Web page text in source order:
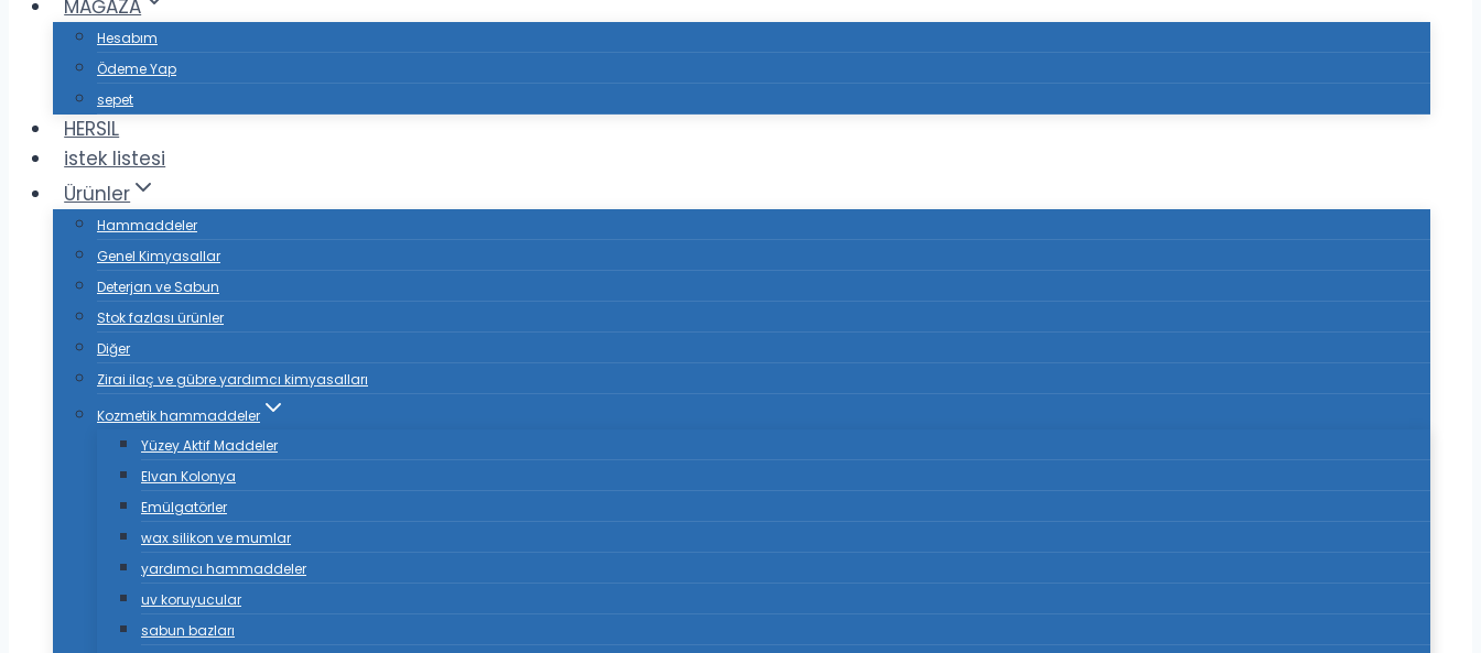
MAĞAZA
Hesabım
Ödeme Yap
sepet
HERSIL
istek listesi
Ürünler
Hammaddeler
Genel Kimyasallar
Deterjan ve Sabun
Stok fazlası ürünler
Diğer
Zirai ilaç ve gübre yardımcı kimyasalları
Kozmetik hammaddeler
Yüzey Aktif Maddeler
Elvan Kolonya
Emülgatörler
wax silikon ve mumlar
yardımcı hammaddeler
uv koruyucular
sabun bazları